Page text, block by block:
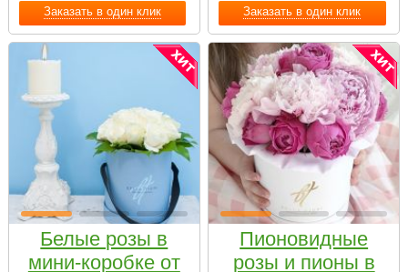
Заказать в один клик Заказать в один клик
Белые розы в
мини-коробке от
Пионовидные
розы и пионы в